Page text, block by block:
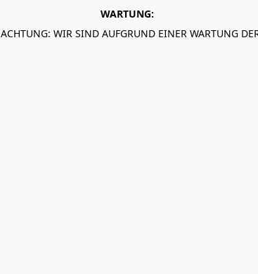
WARTUNG:
ACHTUNG: WIR SIND AUFGRUND EINER WARTUNG